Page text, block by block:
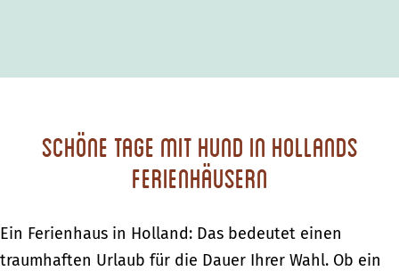
Schöne Tage mit Hund in Hollands
Ferienhäusern
Ein Ferienhaus in Holland: Das bedeutet einen
traumhaften Urlaub für die Dauer Ihrer Wahl. Ob ein